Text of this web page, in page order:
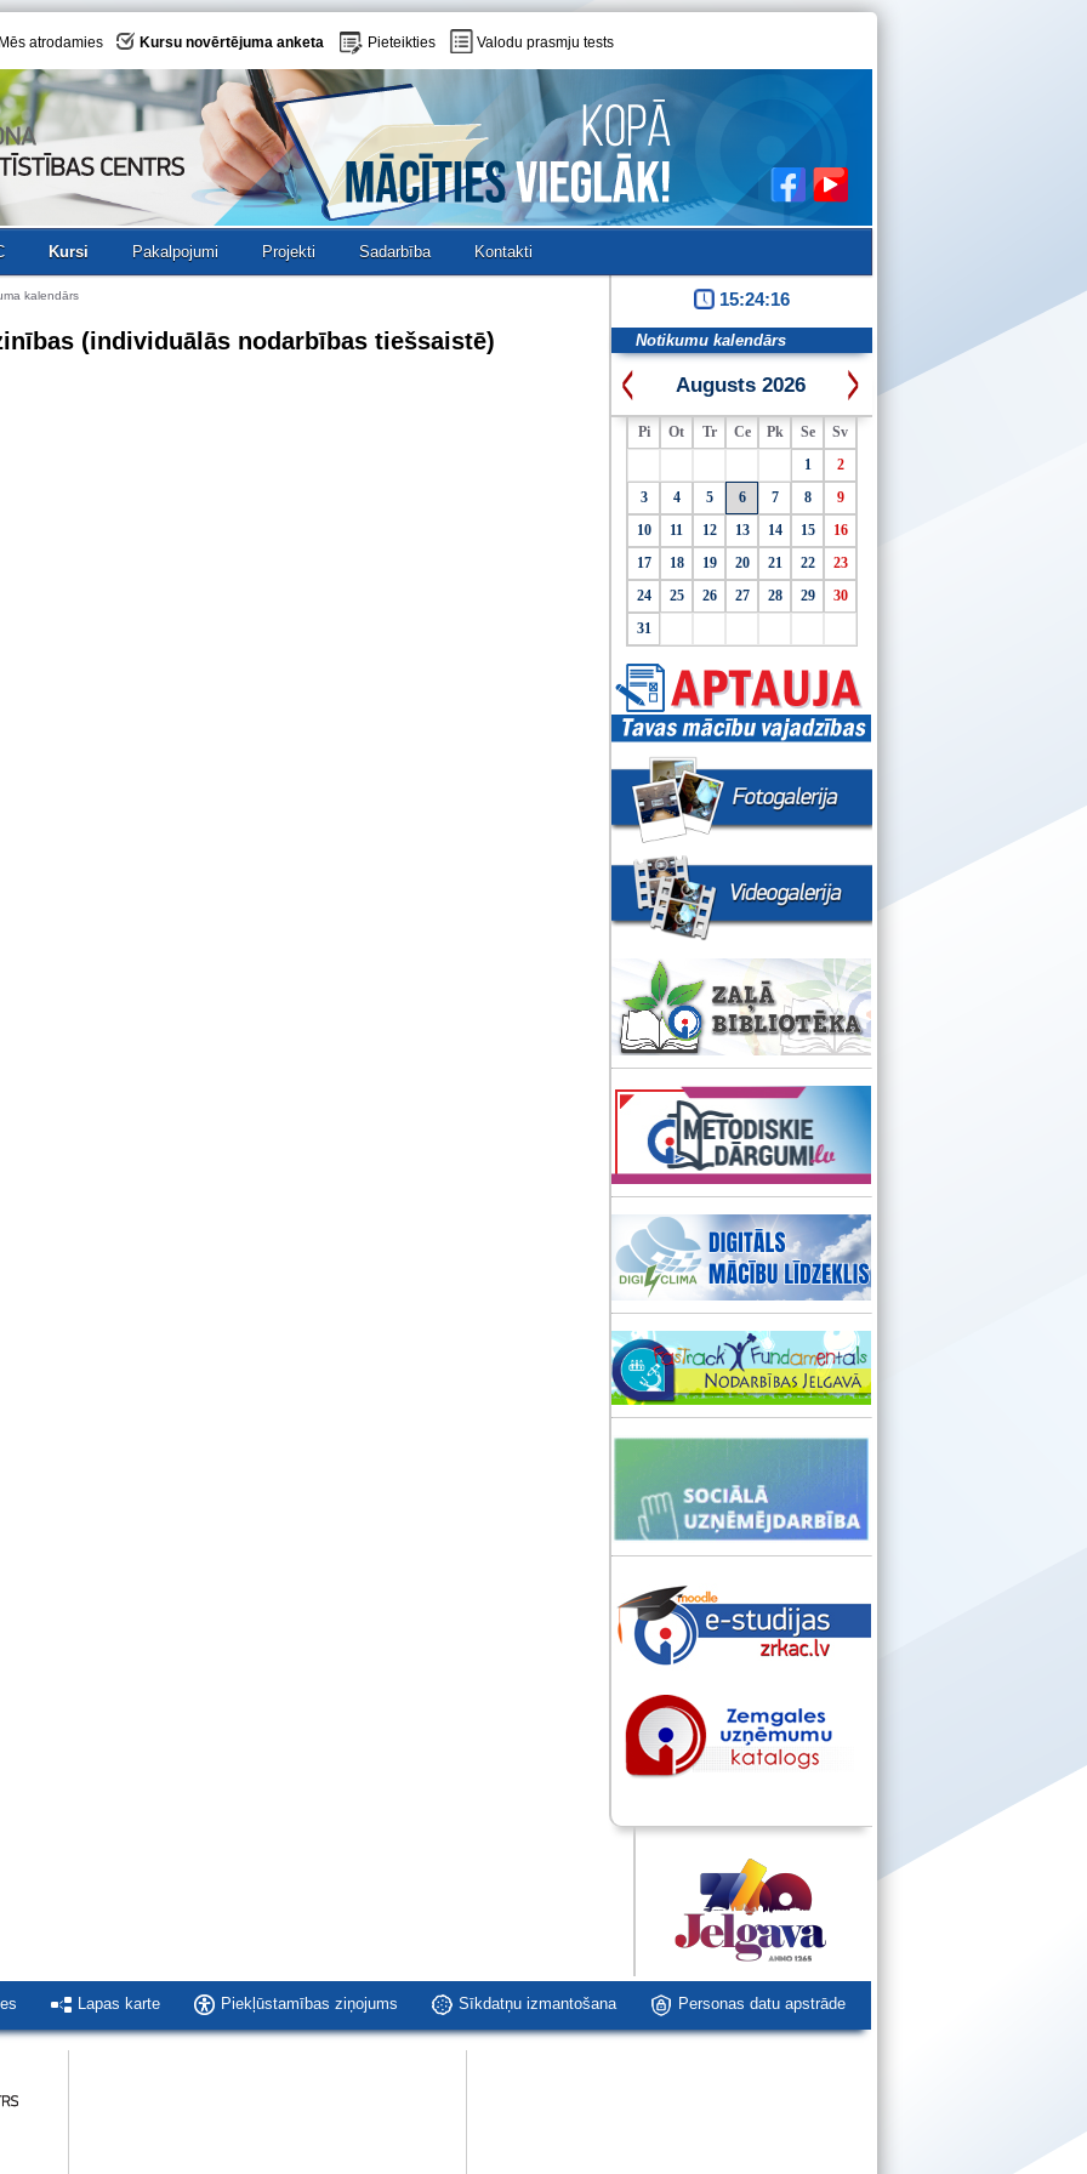
Mēs atrodamies Kursu novērtējuma anketa Pieteikties Valodu prasmju tests
Kursi Pakalpojumi Projekti Sadarbība Kontakti
kalendārs
(individuālās nodarbības tiešsaistē)
15:24:16
Notikumu kalendārs
Augusts 2026
Pi Ot Tr Ce Pk Se
Sv
1
2
3
4 5 6 7 8
9
10
11 12 13 14 15
16
17
18 19 20 21 22
23
24
25 26 27 28 29
30
31
Lapas karte Piekļūstamības ziņojums Sīkdatņu izmantošana Personas datu apstrāde